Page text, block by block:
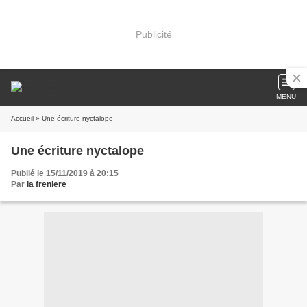
Publicité
MENU
Accueil » Une écriture nyctalope
Une écriture nyctalope
Publié le 15/11/2019 à 20:15
Par la freniere